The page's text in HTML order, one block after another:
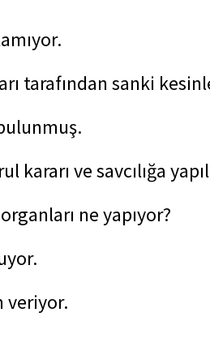
tarafından sanki
kararı ve savcılığa
ne yapıyor?
veriyor.